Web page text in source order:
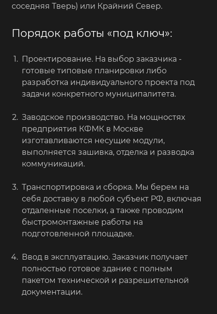
соседняя Тверь) или Крайний Север.
Порядок работы «под ключ»:
Проектирование. На выбор заказчика -
готовые типовые планировки либо
разработка индивидуального проекта под
задачи конкретного муниципалитета.
Заводское производство. На мощностях
предприятия КФМК в Москве
изготавливаются несущие модули,
выполняется зашивка, отделка и разводка
коммуникаций.
Транспортировка и сборка. Мы берем на
себя доставку в любой субъект РФ, включая
отдаленные поселки, а также проводим
быстромонтажные работы на
подготовленной площадке.
Ввод в эксплуатацию. Заказчик получает
полностью готовое здание с полным
пакетом технической и разрешительной
документации.